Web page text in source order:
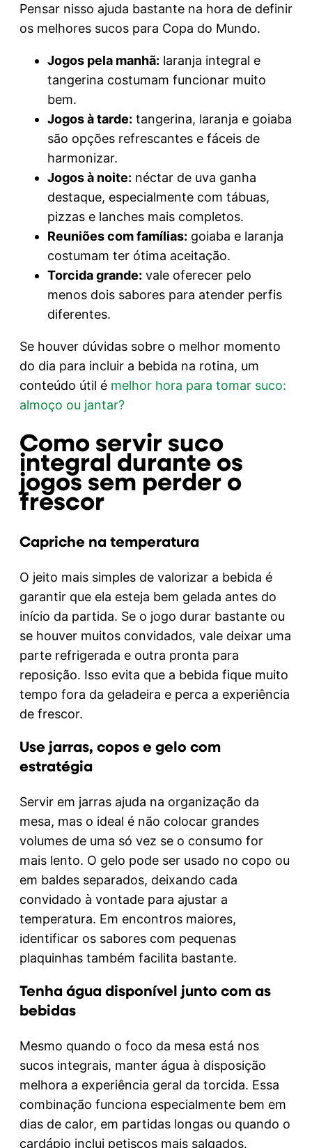
Pensar nisso ajuda bastante na hora de definir
os melhores sucos para Copa do Mundo.
Jogos pela manhã: laranja integral e
tangerina costumam funcionar muito
bem.
Jogos à tarde: tangerina, laranja e goiaba
são opções refrescantes e fáceis de
harmonizar.
Jogos à noite: néctar de uva ganha
destaque, especialmente com tábuas,
pizzas e lanches mais completos.
Reuniões com famílias: goiaba e laranja
costumam ter ótima aceitação.
Torcida grande: vale oferecer pelo
menos dois sabores para atender perfis
diferentes.
Se houver dúvidas sobre o melhor momento
do dia para incluir a bebida na rotina, um
conteúdo útil é melhor hora para tomar suco:
almoço ou jantar?
Como servir suco
integral durante os
jogos sem perder o
frescor
Capriche na temperatura
O jeito mais simples de valorizar a bebida é
garantir que ela esteja bem gelada antes do
início da partida. Se o jogo durar bastante ou
se houver muitos convidados, vale deixar uma
parte refrigerada e outra pronta para
reposição. Isso evita que a bebida fique muito
tempo fora da geladeira e perca a experiência
de frescor.
Use jarras, copos e gelo com
estratégia
Servir em jarras ajuda na organização da
mesa, mas o ideal é não colocar grandes
volumes de uma só vez se o consumo for
mais lento. O gelo pode ser usado no copo ou
em baldes separados, deixando cada
convidado à vontade para ajustar a
temperatura. Em encontros maiores,
identificar os sabores com pequenas
plaquinhas também facilita bastante.
Tenha água disponível junto com as
bebidas
Mesmo quando o foco da mesa está nos
sucos integrais, manter água à disposição
melhora a experiência geral da torcida. Essa
combinação funciona especialmente bem em
dias de calor, em partidas longas ou quando o
cardápio inclui petiscos mais salgados.